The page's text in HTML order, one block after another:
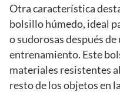
Otra característica
bolsillo húmedo, ideal
o sudorosas después
entrenamiento. Este
materiales resistentes
resto de los objetos en